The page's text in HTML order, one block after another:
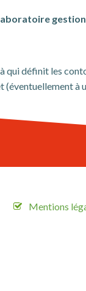
qui définit les
à
Mentions